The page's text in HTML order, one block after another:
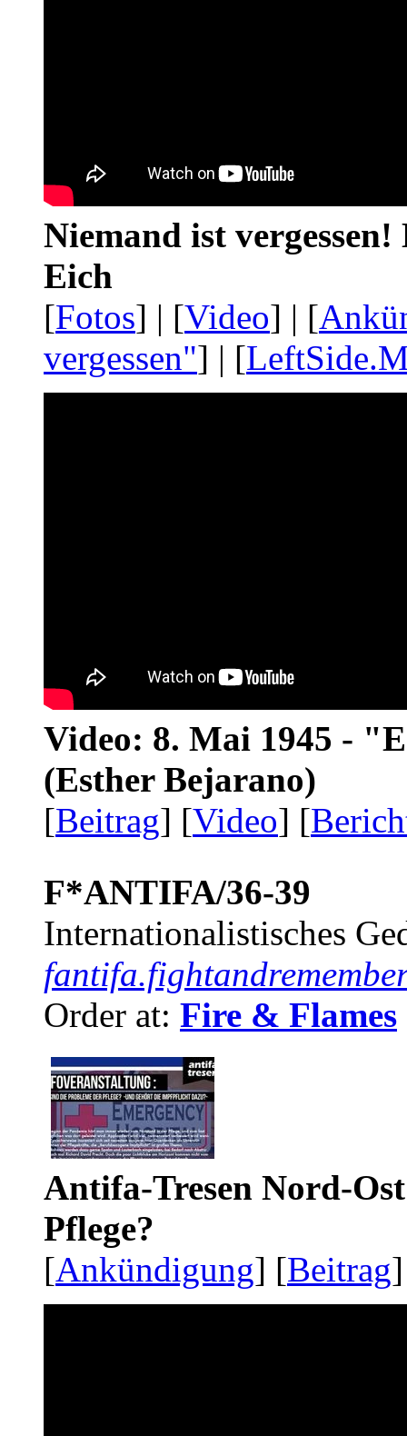
Niemand ist
Eich
[Fotos] | [Video] | [
vergessen"] | [
Video: 8. Mai 1945 -
(Esther Bejarano)
[Beitrag] [Video] [
F*ANTIFA/36-39
Internationalistisches
Order at: Fire & Flames
Antifa-Tresen Nord-
Pflege?
[Ankündigung] [Beitrag